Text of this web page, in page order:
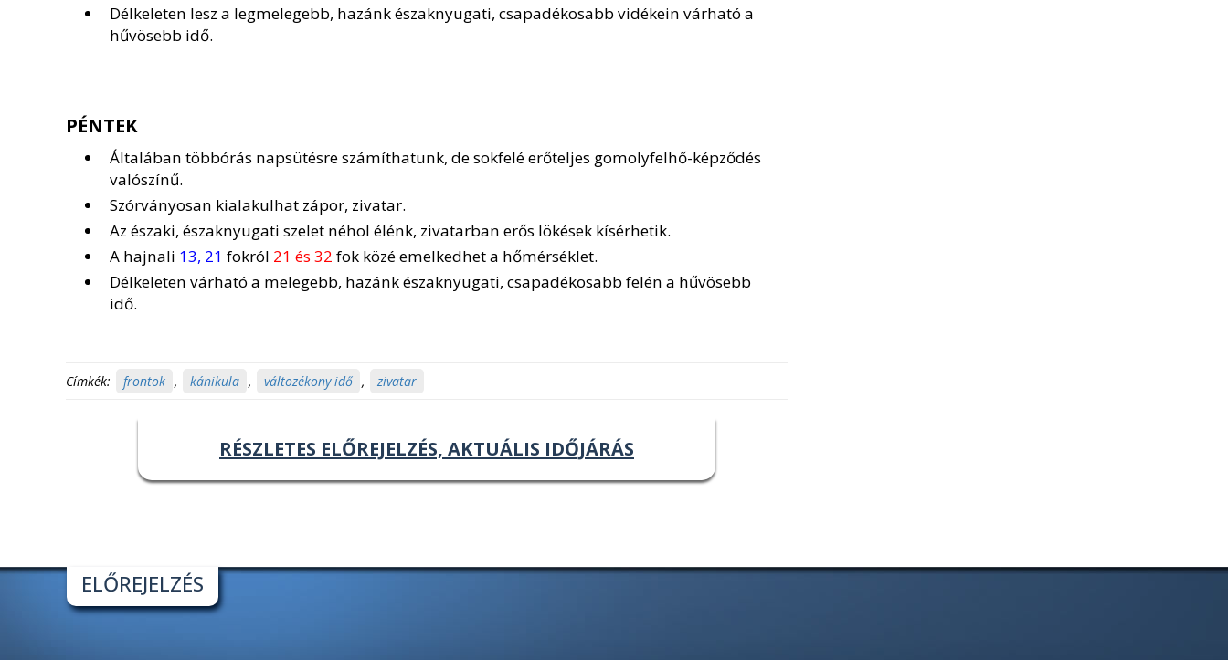
Délkeleten lesz a legmelegebb, hazánk északnyugati, csapadékosabb vidékein várható a
hűvösebb idő.
PÉNTEK
Általában többórás napsütésre számíthatunk, de sokfelé erőteljes gomolyfelhő-képződés
valószínű.
Szórványosan kialakulhat zápor, zivatar.
Az északi, északnyugati szelet néhol élénk, zivatarban erős lökések kísérhetik.
A hajnali 13, 21 fokról 21 és 32 fok közé emelkedhet a hőmérséklet.
Délkeleten várható a melegebb, hazánk északnyugati, csapadékosabb felén a hűvösebb
idő.
Címkék: frontok , kánikula , változékony idő , zivatar
RÉSZLETES ELŐREJELZÉS, AKTUÁLIS IDŐJÁRÁS
ELŐREJELZÉS